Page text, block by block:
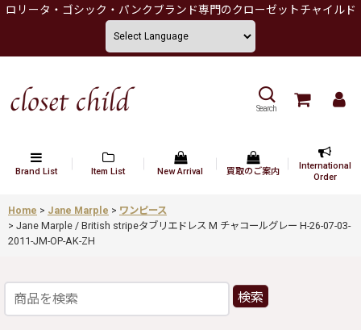
ロリータ・ゴシック・パンクブランド専門のクローゼットチャイルド
Search
Brand List Item List New Arrival 買取のご案内
International
Order
Home > Jane Marple > ワンピース
> Jane Marple / British stripeタブリエドレス M チャコールグレー H-26-07-03-
2011-JM-OP-AK-ZH
検索